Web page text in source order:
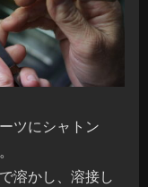
ツにシャトン
溶かし、溶接し